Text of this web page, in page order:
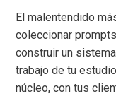
El malentendido
coleccionar
construir un
trabajo de tu
núcleo, con tus